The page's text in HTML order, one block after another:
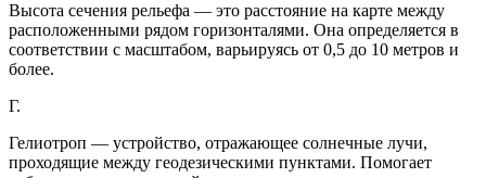
Высота сечения рельефа — это расстояние на карте между
расположенными рядом горизонталями. Она определяется в
соответствии с масштабом, варьируясь от 0,5 до 10 метров и
более.
Г.
Гелиотроп — устройство, отражающее солнечные лучи,
проходящие между геодезическими пунктами. Помогает